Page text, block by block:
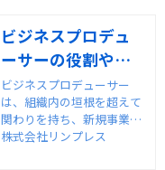
ビジネスプロデュ
ーサーの役割や必
要なスキルを解説
｜育成のポイント
は？
ビジネスプロデューサー
は、組織内の垣根を超えて
関わりを持ち、新規事業の
企画立案から開発フロー、
株式会社リンプレス